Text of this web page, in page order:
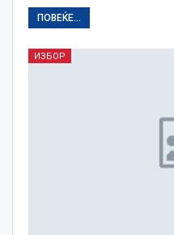
ПОВЕЌЕ...
ИЗБОР